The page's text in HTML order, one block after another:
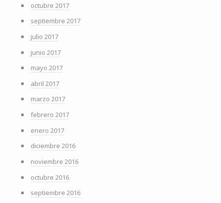
octubre 2017
septiembre 2017
julio 2017
junio 2017
mayo 2017
abril 2017
marzo 2017
febrero 2017
enero 2017
diciembre 2016
noviembre 2016
octubre 2016
septiembre 2016